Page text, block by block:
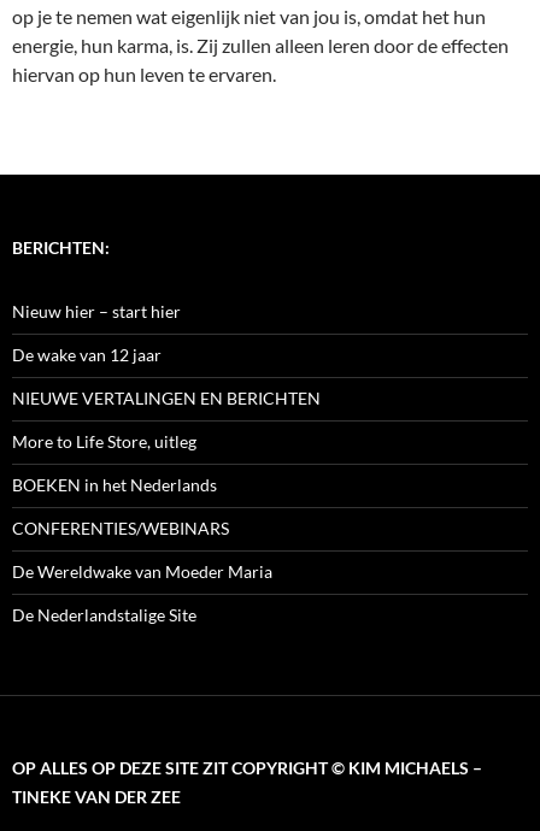
op je te nemen wat eigenlijk niet van jou is, omdat het hun
energie, hun karma, is. Zij zullen alleen leren door de effecten
hiervan op hun leven te ervaren.
BERICHTEN:
Nieuw hier – start hier
De wake van 12 jaar
NIEUWE VERTALINGEN EN BERICHTEN
More to Life Store, uitleg
BOEKEN in het Nederlands
CONFERENTIES/WEBINARS
De Wereldwake van Moeder Maria
De Nederlandstalige Site
OP ALLES OP DEZE SITE ZIT COPYRIGHT © KIM MICHAELS –
TINEKE VAN DER ZEE